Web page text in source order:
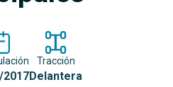
2017
Tracción
Delantera